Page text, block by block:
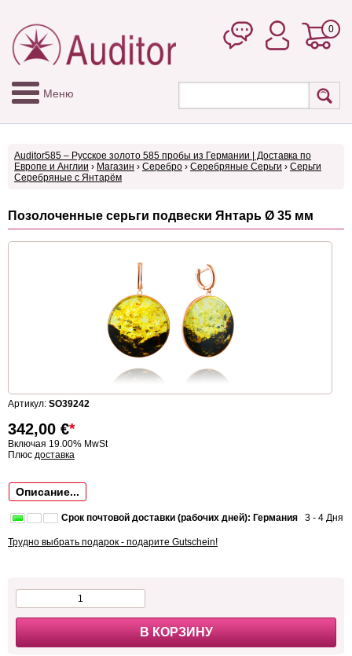
0
Меню
Auditor585 – Русское золото 585 пробы из Германии | Доставка по
Европе и Англии › Магазин › Серебро › Серебряные Серьги › Серьги
Серебряные с Янтарём
Позолоченные серьги подвески Янтарь Ø 35 мм
Артикул: SO39242
342,00 €*
Включая 19.00% MwSt
Плюс доставка
Описание...
Срок почтовой доставки (рабочих дней): Германия 3 - 4 Дня
Трудно выбрать подарок - подарите Gutschein!
В КОРЗИНУ